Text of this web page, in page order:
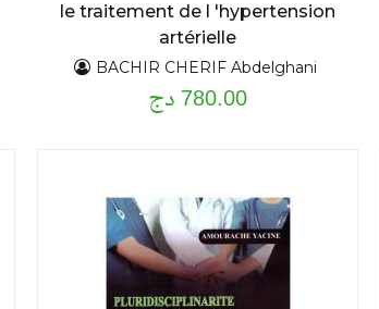
le traitement de l 'hypertension
artérielle
BACHIR CHERIF Abdelghani
780.00 دج